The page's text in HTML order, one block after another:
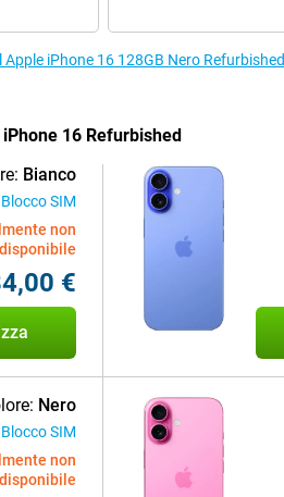
iPhone 16 128GB Nero Refurbished
16 Refurbished
Bianco
SIM
non
disponibile
€
Nero
SIM
non
disponibile